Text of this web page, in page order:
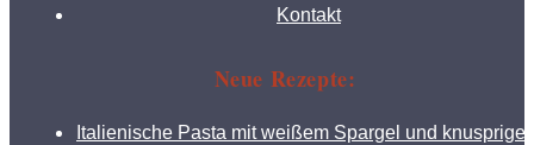
Kontakt
Neue Rezepte:
Italienische Pasta mit weißem Spargel und